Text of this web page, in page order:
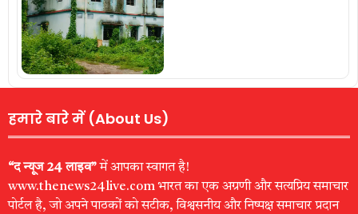
हमारे बारे में (About Us)
“द न्यूज 24 लाइव”में आपका स्वागत है!
www.thenews24live.com भारत का एक अग्रणी और सत्यप्रिय समाचार
पोर्टल है, जो अपने पाठकों को सटीक, विश्वसनीय और निष्पक्ष समाचार प्रदान